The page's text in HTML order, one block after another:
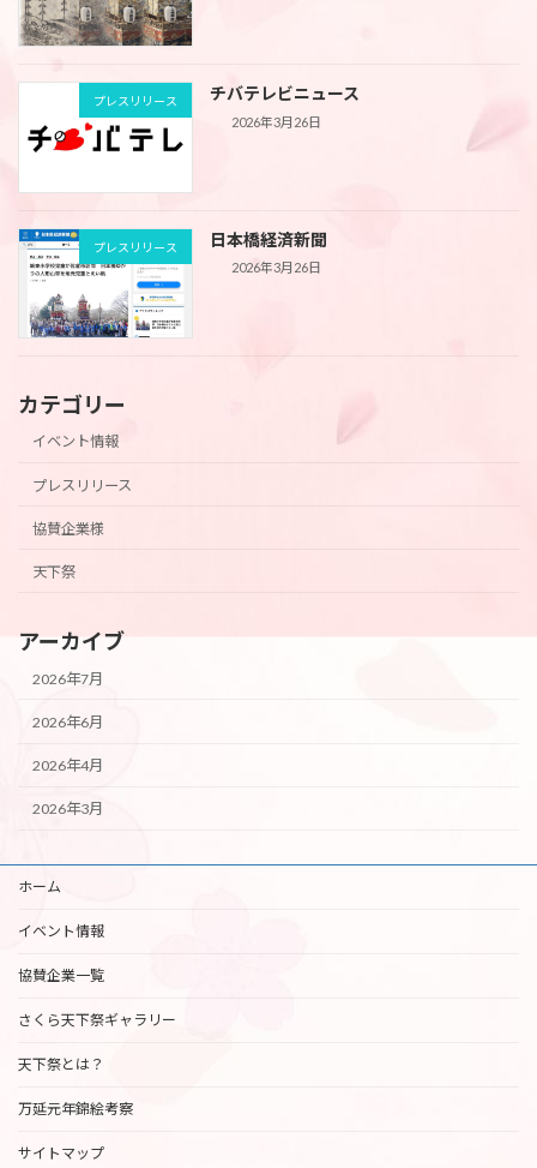
プレスリリース チバテレビニュース
2026年3月26日
プレスリリース 日本橋経済新聞
2026年3月26日
カテゴリー
イベント情報
プレスリリース
協賛企業様
天下祭
アーカイブ
2026年7月
2026年6月
2026年4月
2026年3月
ホーム
イベント情報
協賛企業一覧
さくら天下祭ギャラリー
天下祭とは？
万延元年錦絵考察
サイトマップ